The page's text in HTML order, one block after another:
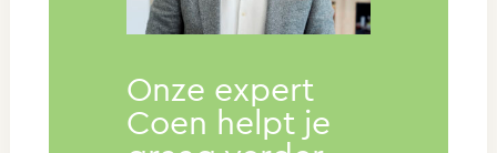
Onze expert
Coen helpt je